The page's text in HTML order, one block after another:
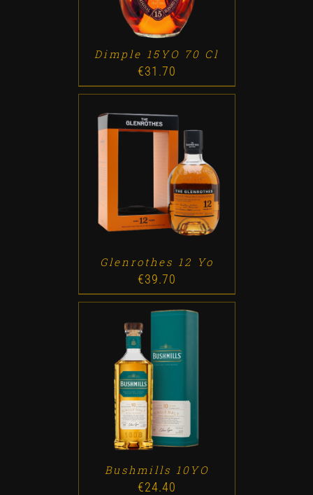
Dimple 15YO 70 Cl
€31.70
DETALLES
Glenrothes 12 Yo
€39.70
ADD TO CART
Bushmills 10YO
€24.40